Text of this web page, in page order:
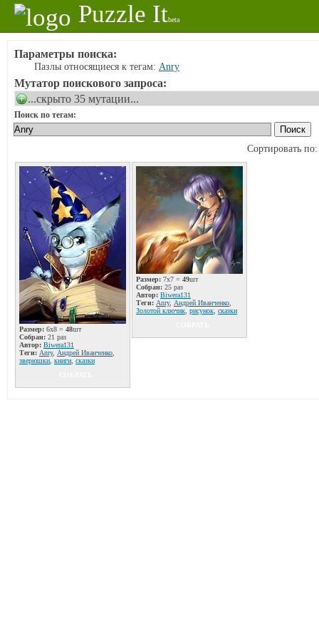
Puzzle Itbeta
Параметры поиска:
Пазлы относящиеся к тегам: Anry
Мутатор поискового запроса:
...скрыто 35 мутации...
Поиск по тегам:
Сортировать
Размер: 6x8 = 48шт
Собран: 21 раз
Автор: Biwera131
Теги: Anry, Андрей Иванченко
зверюшки книги сказки
Размер: 7x7 = 49шт
Собран: 25 раз
Автор: Biwera131
Теги: Anry, Андрей Иванченко
Золотой ключик рисунок сказки